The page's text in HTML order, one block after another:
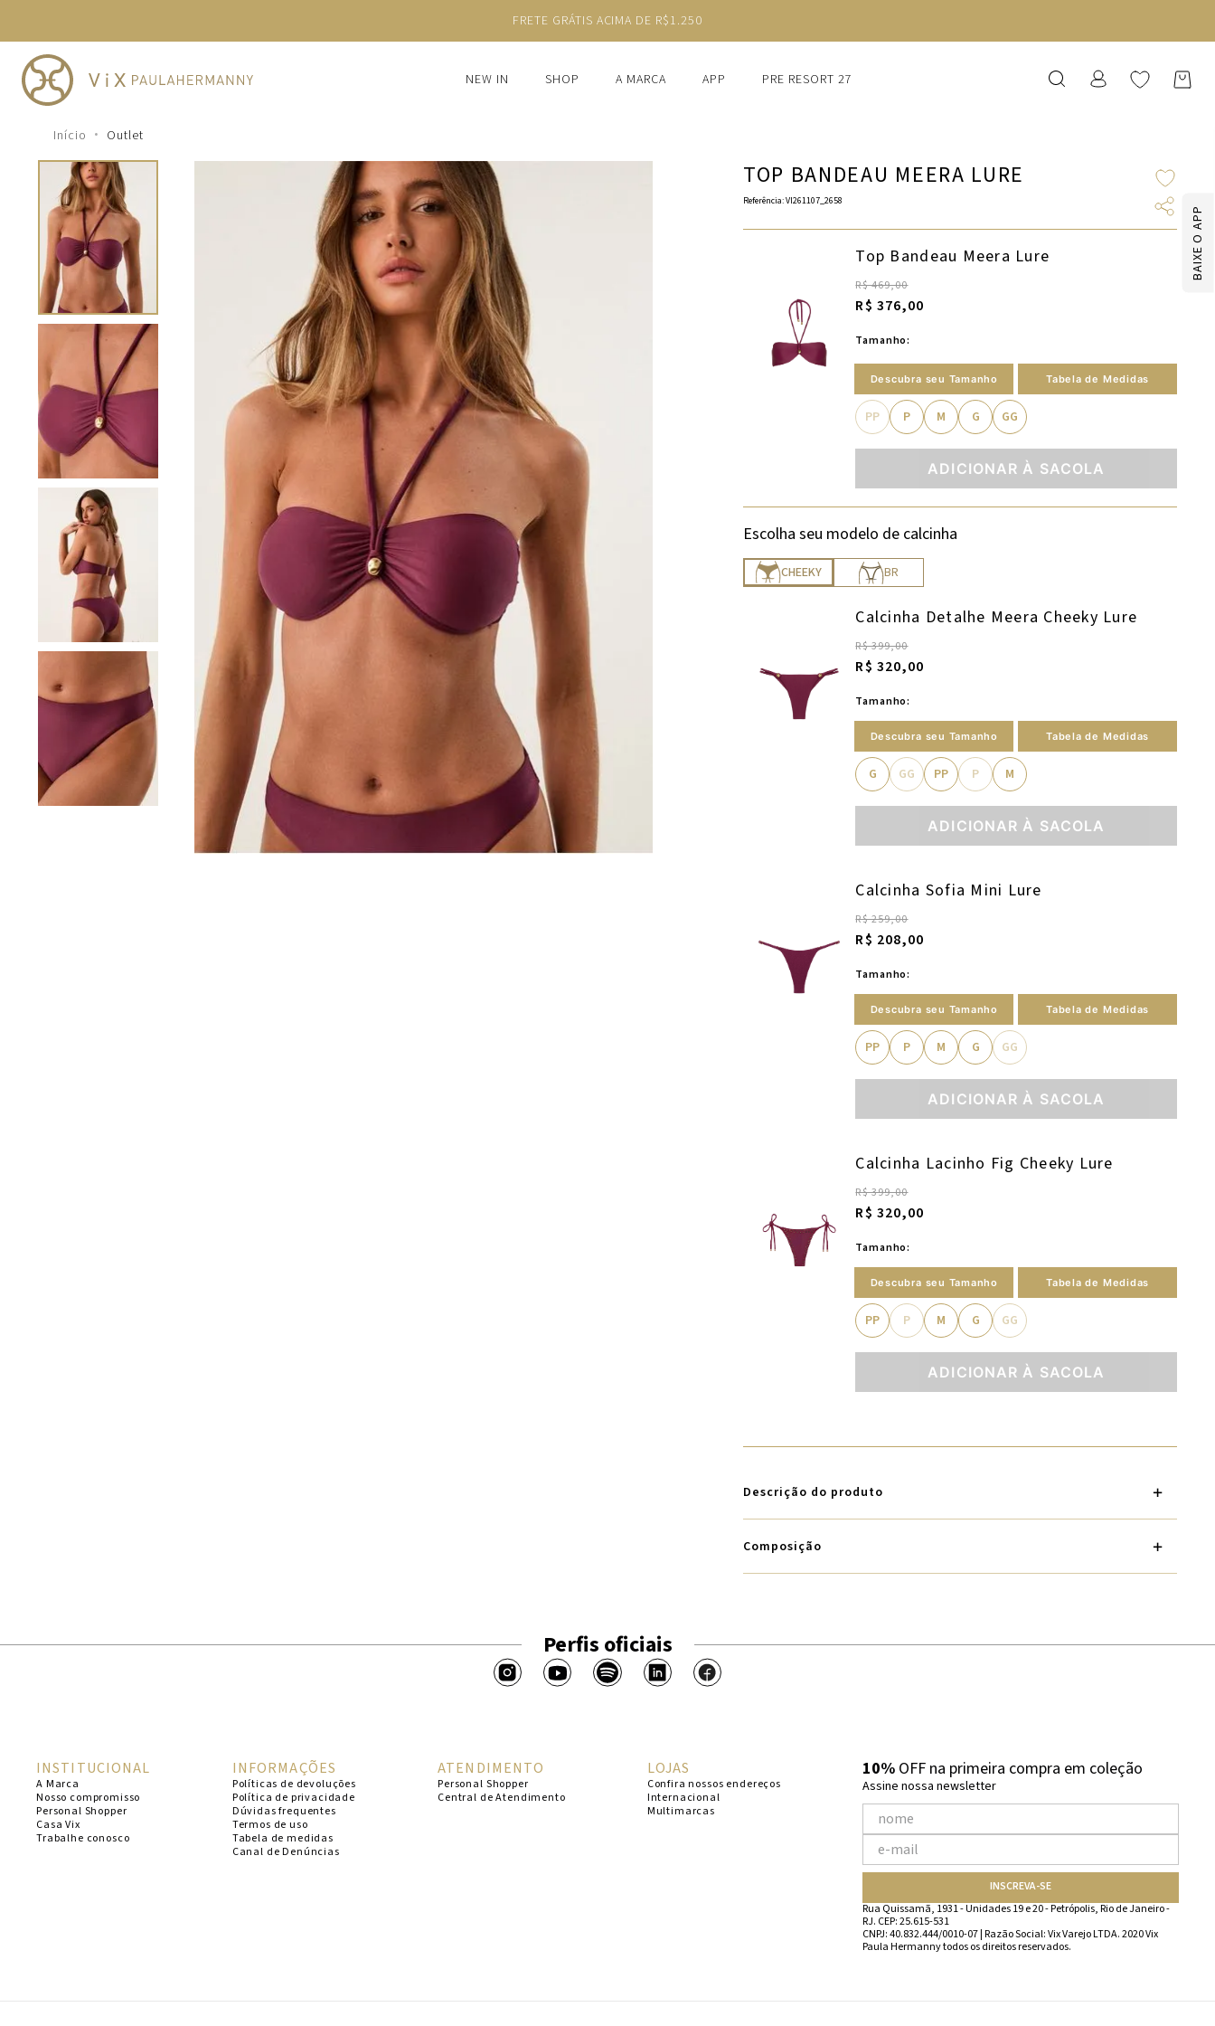
BAIXE O APP
FRETE GRÁTIS ACIMA DE R$1.250
NEW IN SHOP A MARCA APP PRE RESORT 27
Outlet
TOP BANDEAU MEERA LURE
Referência:VI261107_2658
Top Bandeau Meera Lure
R$ 469,00
R$ 376,00
Tamanho:
Descubra seu Tamanho Tabela de Medidas
PP P M G GG
ADICIONAR À SACOLA
Escolha seu modelo de calcinha
CHEEKY BR
Calcinha Detalhe Meera Cheeky Lure
R$ 399,00
R$ 320,00
Tamanho:
Descubra seu Tamanho Tabela de Medidas
G GG PP P M
ADICIONAR À SACOLA
Calcinha Sofia Mini Lure
R$ 259,00
R$ 208,00
Tamanho:
Descubra seu Tamanho Tabela de Medidas
PP P M G GG
ADICIONAR À SACOLA
Calcinha Lacinho Fig Cheeky Lure
R$ 399,00
R$ 320,00
Tamanho:
Descubra seu Tamanho Tabela de Medidas
PP P M G GG
ADICIONAR À SACOLA
Descrição do produto
Composição
Perfis oficiais
INSTITUCIONAL
A Marca
Nosso compromisso
Personal Shopper
Casa Vix
Trabalhe conosco
INFORMAÇÕES
Políticas de devoluções
Política de privacidade
Dúvidas frequentes
Termos de uso
Tabela de medidas
Canal de Denúncias
ATENDIMENTO
Personal Shopper
Central de Atendimento
LOJAS
Confira nossos endereços
Internacional
Multimarcas
10%OFF na primeira compra em coleção
Assine nossa newsletter
INSCREVA-SE
Rua Quissamã, 1931 - Unidades 19 e 20 - Petrópolis, Rio de Janeiro -
RJ. CEP: 25.615-531
CNPJ: 40.832.444/0010-07 | Razão Social: Vix Varejo LTDA. 2020 Vix
Paula Hermanny todos os direitos reservados.
cheeky
2º
vestido
biquini
vestido curto
calcinha
saida
top
top tri